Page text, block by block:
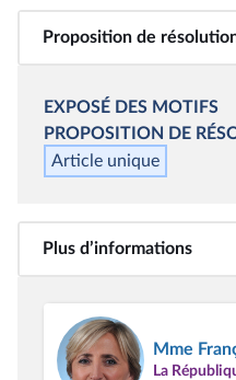
Proposition de
EXPOSÉ DES MOTIFS
PROPOSITION DE
Article unique
Plus d’informations
Mme
La